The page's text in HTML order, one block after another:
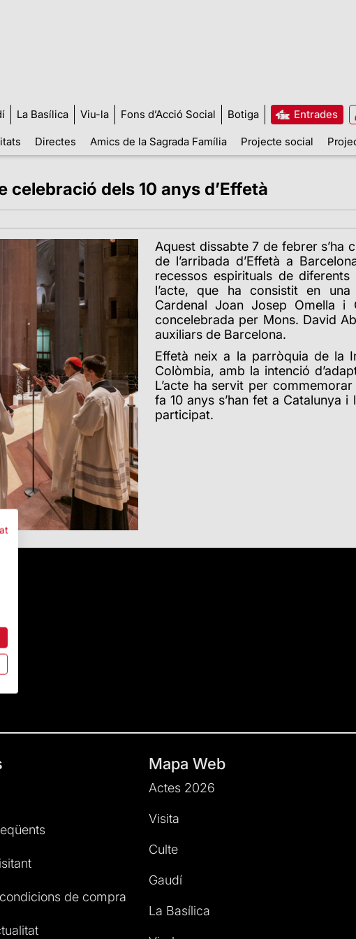
La Basílica Viu-la Fons d’Acció Social Botiga Entrades
Directes Amics de la Sagrada Família Projecte social
celebració dels 10 anys d’Effetà
Aquest dissabte 7 de febrer s’ha
de l’arribada d’Effetà a
recessos espirituals de
l’acte, que ha consistit en
Cardenal Joan Josep Omella i
concelebrada per Mons. David
auxiliars de Barcelona.
Effetà neix a la parròquia de la
Colòmbia, amb la intenció
L’acte ha servit per
fa 10 anys s’han fet a Catalunya
participat.
de compra
Mapa Web
Actes 2026
Visita
Culte
Gaudí
La Basílica